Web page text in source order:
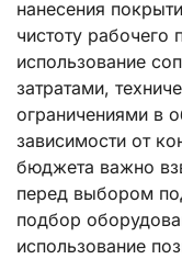
нанесения
чистоту рабочего
использование
затратами,
ограничениями в
зависимости от
бюджета важно
перед выбором
подбор
использование